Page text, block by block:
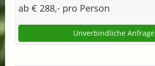
ab € 288,- pro Person
Unverbindliche Anfrage